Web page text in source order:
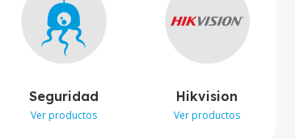
Seguridad
Ver productos
Hikvision
Ver productos